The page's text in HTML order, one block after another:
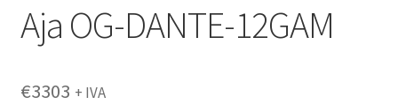
Aja OG-DANTE-12GAM
€3303 + IVA